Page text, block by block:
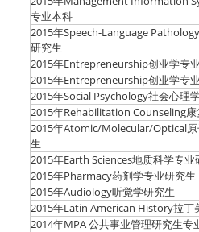
专业本科
2015年Speech-Language
研究生
2015年Entrepreneurship创业学专
2015年Entrepreneurship创业学专
2015年Social Psychology社会心理
2015年Rehabilitation Counseling康
2015年Atomic/Molecular/Optical
生
2015年Earth Sciences地质科学专业
2015年Pharmacy药剂学专业研究生
2015年Audiology听觉学研究生
2015年Latin American History拉丁
2014年MPA 公共事业管理研究生专